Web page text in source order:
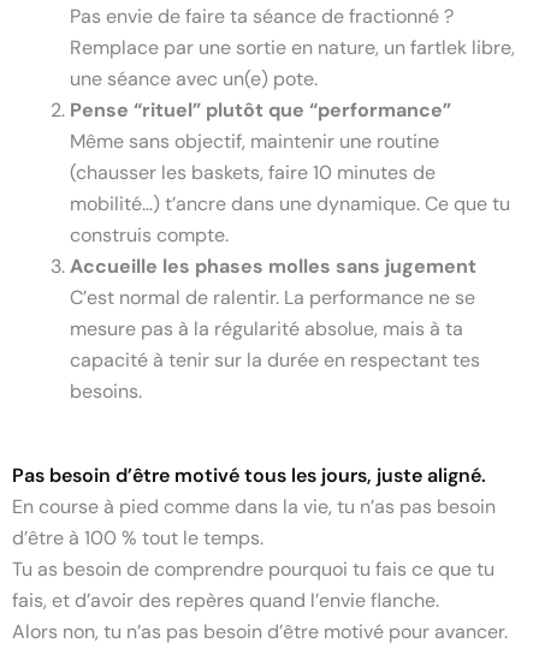
Pas envie de faire ta séance de fractionné ?
Remplace par une sortie en nature, un fartlek libre,
une séance avec un(e) pote.
Pense “rituel” plutôt que “performance”
Même sans objectif, maintenir une routine
(chausser les baskets, faire 10 minutes de
mobilité…) t’ancre dans une dynamique. Ce que tu
construis compte.
Accueille les phases molles sans jugement
C’est normal de ralentir. La performance ne se
mesure pas à la régularité absolue, mais à ta
capacité à tenir sur la durée en respectant tes
besoins.
Pas besoin d’être motivé tous les jours, juste aligné.
En course à pied comme dans la vie, tu n’as pas besoin
d’être à 100 % tout le temps.
Tu as besoin de comprendre pourquoi tu fais ce que tu
fais, et d’avoir des repères quand l’envie flanche.
Alors non, tu n’as pas besoin d’être motivé pour avancer.